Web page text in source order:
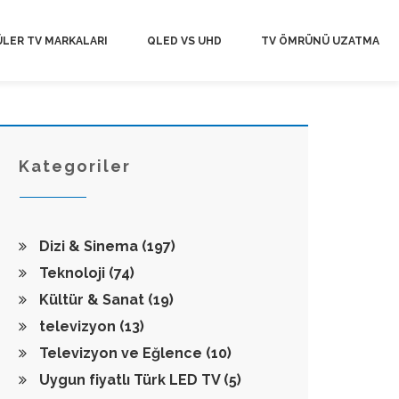
TV MARKALARI QLED VS UHD TV ÖMRÜNÜ UZATMA
Kategoriler
Dizi & Sinema (197)
Teknoloji (74)
Kültür & Sanat (19)
televizyon (13)
Televizyon ve Eğlence (10)
Uygun fiyatlı Türk LED TV (5)